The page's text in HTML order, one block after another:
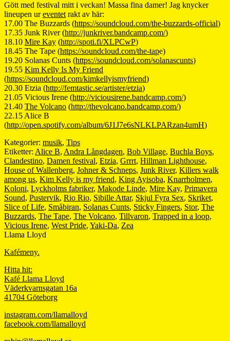
Gött med festival mitt i veckan! Massa fina damer! Jag knycker
lineupen ureventet rakt av här:
17.00 The Buzzards (https://soundcloud.com/the-buzzards-official)
17.35 Junk River (http://junkriver.bandcamp.com/)
18.10 Mire Kay (http://spoti.fi/XLPCwP)
18.45 The Tape (https://soundcloud.com/the-tape)
19.20 Solanas Cunts (https://soundcloud.com/solanascunts)
19.55 Kim Kelly Is My Friend
(https://soundcloud.com/kimkellyismyfriend)
20.30 Etzia (http://femtastic.se/artister/etzia)
21.05 Vicious Irene (http://viciousirene.bandcamp.com/)
21.40 The Volcano (http://thevolcano.bandcamp.com/)
22.15 Alice B
(http://open.spotify.com/album/6J1J7e6sNLKLPARzan4umH)
Kategorier: musik, Tips
Etiketter: Alice B, Andra Långdagen, Bob Village, Buchla Boys,
Clandestino, Damen festival, Etzia, Grrrt, Hillman Lighthouse,
House of Wallenberg, Johner & Schneps, Junk River, Killers walk
among us, Kim Kelly is my friend, King Ayisoba, Knarrholmen,
Koloni, Lyckholms fabriker, Makode Linde, Mire Kay, Primavera
Sound, Pustervik, Rio Rio, Sibille Attar, Skjul Fyra Sex, Skriket,
Slice of Life, Småbiran, Solanas Cunts, Sticky Fingers, Stor, The
Buzzards, The Tape, The Volcano, Tillvaron, Trapped in a loop,
Vicious Irene, West Pride, Yaki-Da, Zea
Llama Lloyd
Kafémeny.
Hitta hit:
Kafé Llama Lloyd
Väderkvarnsgatan 16a
41704 Göteborg
instagram.com/llamalloyd
facebook.com/llamalloyd